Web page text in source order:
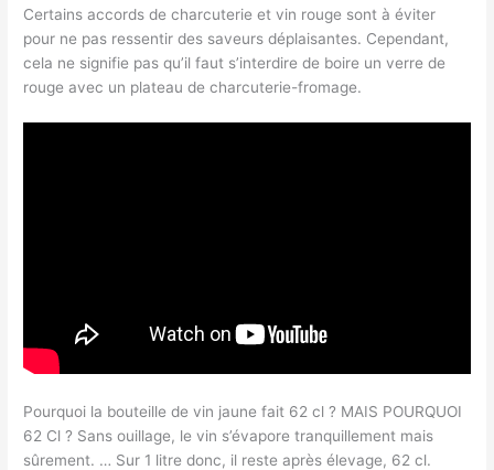
Certains accords de charcuterie et vin rouge sont à éviter
pour ne pas ressentir des saveurs déplaisantes. Cependant,
cela ne signifie pas qu’il faut s’interdire de boire un verre de
rouge avec un plateau de charcuterie-fromage.
Pourquoi la bouteille de vin jaune fait 62 cl ? MAIS POURQUOI
62 Cl ? Sans ouillage, le vin s’évapore tranquillement mais
sûrement. … Sur 1 litre donc, il reste après élevage, 62 cl.